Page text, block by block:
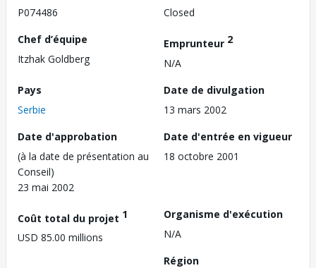
P074486
Closed
Chef d’équipe
Itzhak Goldberg
Emprunteur 2
N/A
Pays
Serbie
Date de divulgation
13 mars 2002
Date d'approbation
(à la date de présentation au
Conseil)
23 mai 2002
Date d'entrée en vigueur
18 octobre 2001
Coût total du projet 1
USD 85.00 millions
Organisme d'exécution
N/A
Région